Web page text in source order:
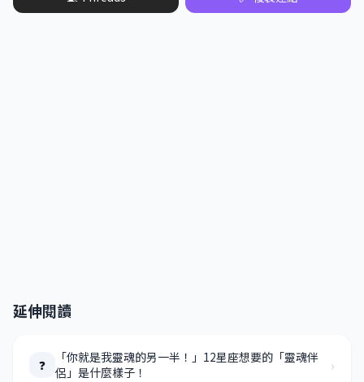
延伸閱讀
❓
「你就是我靈魂的另一半！」12星座想要的「靈魂伴
侶」是什麼樣子！
›